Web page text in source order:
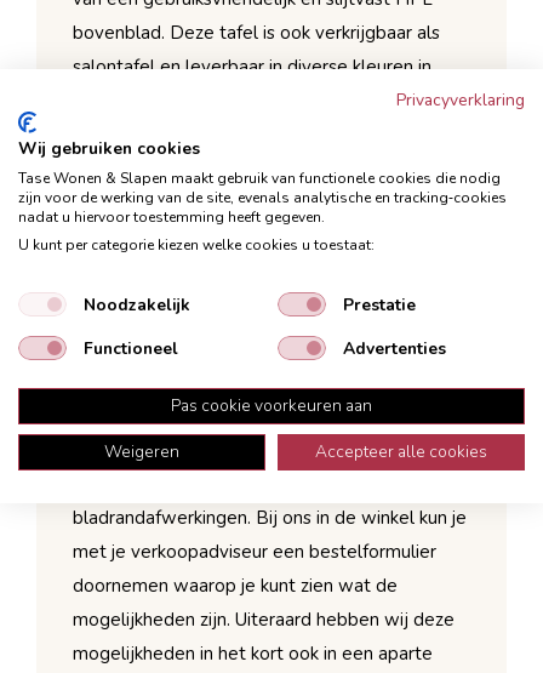
bovenblad. Deze tafel is ook verkrijgbaar als
salontafel en leverbaar in diverse kleuren in
onze woonwinkel. De tafel is op maat samen te
diverse bovenbladen en poten.
Actueel tijdloos design
Verfijnde afwerking in hoogwaardige
Maatwerk mogelijk
woonplezier.
De tafel is zelf samen te stellen uit
bladrandafwerkingen. Bij ons in de winkel kun je
met je verkoopadviseur een bestelformulier
doornemen waarop je kunt zien wat de
mogelijkheden zijn. Uiteraard hebben wij deze
mogelijkheden in het kort ook in een aparte
Privacyverklaring
Wij gebruiken cookies
Tase Wonen & Slapen maakt gebruik van functionele cookies die nodig
zijn voor de werking van de site, evenals analytische en tracking‑cookies
nadat u hiervoor toestemming heeft gegeven.
U kunt per categorie kiezen welke cookies u toestaat:
Noodzakelijk
Prestatie
Functioneel
Advertenties
Pas cookie voorkeuren aan
Weigeren
Accepteer alle cookies